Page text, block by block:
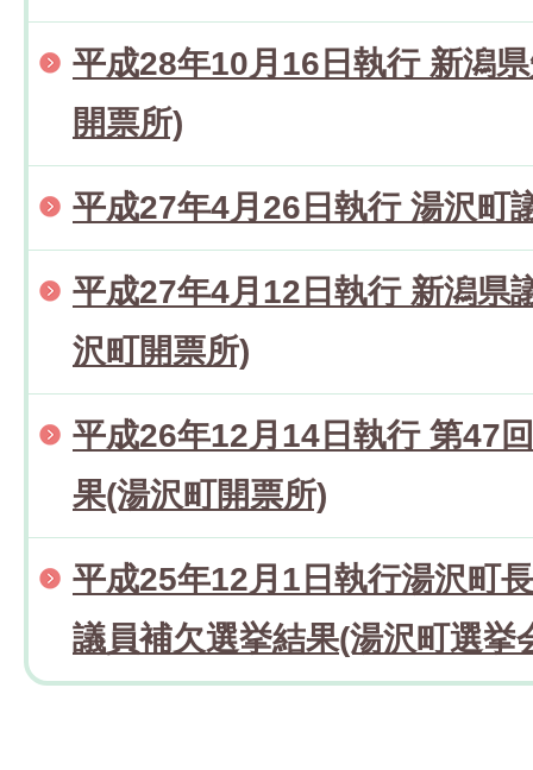
平成28年10月16日執行 新潟
開票所)
平成27年4月26日執行 湯沢町
平成27年4月12日執行 新潟県
沢町開票所)
平成26年12月14日執行 第47
果(湯沢町開票所)
平成25年12月1日執行湯沢町
議員補欠選挙結果(湯沢町選挙